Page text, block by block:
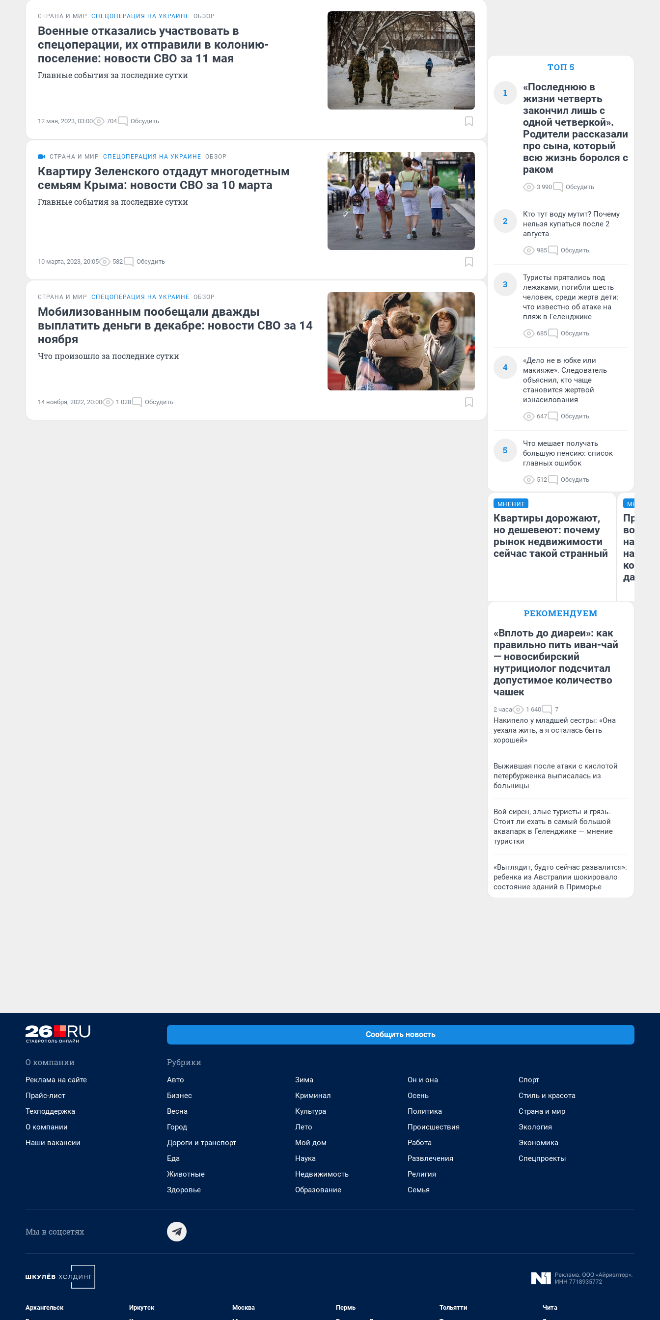
СТРАНА И МИР СПЕЦОПЕРАЦИЯ НА УКРАИНЕ ОБЗОР
Военные отказались участвовать в
спецоперации, их отправили в колонию-
поселение: новости СВО за 11 мая
Главные события за последние сутки
12 мая, 2023, 03:00 704 Обсудить
СТРАНА И МИР СПЕЦОПЕРАЦИЯ НА УКРАИНЕ ОБЗОР
Квартиру Зеленского отдадут многодетным
семьям Крыма: новости СВО за 10 марта
Главные события за последние сутки
10 марта, 2023, 20:05 582 Обсудить
СТРАНА И МИР СПЕЦОПЕРАЦИЯ НА УКРАИНЕ ОБЗОР
Мобилизованным пообещали дважды
выплатить деньги в декабре: новости СВО за 14
ноября
Что произошло за последние сутки
14 ноября, 2022, 20:00 1 028 Обсудить
ТОП 5
1
«Последнюю в
жизни четверть
закончил лишь с
одной четверкой».
Родители рассказали
про сына, который
всю жизнь боролся с
раком
3 990 Обсудить
2
Кто тут воду мутит? Почему
нельзя купаться после 2
августа
985 Обсудить
3
Туристы прятались под
лежаками, погибли шесть
человек, среди жертв дети:
что известно об атаке на
пляж в Геленджике
685 Обсудить
4
«Дело не в юбке или
макияже». Следователь
объяснил, кто чаще
становится жертвой
изнасилования
647 Обсудить
5
Что мешает получать
большую пенсию: список
главных ошибок
512 Обсудить
МНЕНИЕ
Квартиры дорожают,
но дешевеют: почему
рынок недвижимости
сейчас такой странный
Екатерина Торопова
недвижимости
МНЕНИЕ
нам
даже
РЕКОМЕНДУЕМ
«Вплоть до диареи»: как
правильно пить иван-чай
— новосибирский
нутрициолог подсчитал
допустимое количество
чашек
2 часа 1 640 7
Накипело у младшей сестры: «Она
уехала жить, а я осталась быть
хорошей»
Выжившая после атаки с кислотой
петербурженка выписалась из
больницы
Вой сирен, злые туристы и грязь.
Стоит ли ехать в самый большой
аквапарк в Геленджике — мнение
туристки
«Выглядит, будто сейчас развалится»:
ребенка из Австралии шокировало
состояние зданий в Приморье
Сообщить новость
О компании
Реклама на сайте
Прайс-лист
Техподдержка
О компании
Наши вакансии
Рубрики
Авто
Бизнес
Весна
Город
Дороги и транспорт
Еда
Животные
Здоровье
Зима
Криминал
Культура
Лето
Мой дом
Наука
Недвижимость
Образование
Он и она
Осень
Политика
Происшествия
Работа
Развлечения
Религия
Семья
Спорт
Стиль и красота
Страна и мир
Экология
Экономика
Спецпроекты
Мы в соцсетях
Архангельск
Иркутск
Москва
Пермь
Тольятти
Чита